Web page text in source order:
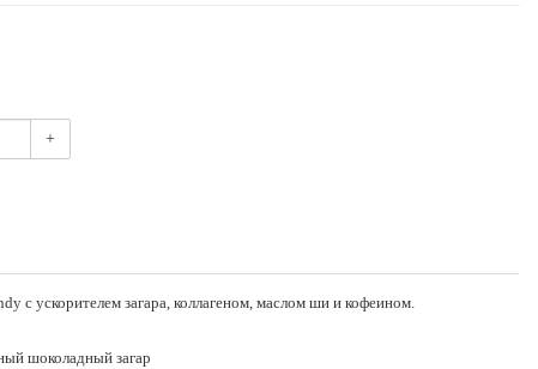
+
с ускорителем загара, коллагеном, маслом ши и кофеином.
шоколадный загар